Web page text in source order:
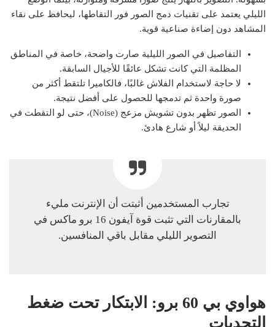
الليلي يعتمد على تقنيات دمج الصور فور التقاطها، ليحافظ على نقاء
المشاهد دون إضاءة صناعية قوية.
التفاصيل في الصور الليلية صارت واضحة، خاصة في المناطق
المظلمة التي كانت تشكل عائقًا للأجيال السابقة.
لا حاجة لاستخدام الفلاش غالبًا، فالكاميرا تلتقط أكثر من
صورة واحدة ثم تدمجها للحصول على أفضل نتيجة.
الصور تظهر بدون تشويش مزعج (Noise)، حتى لو التقطت في
الحديقة ليلاً أو شارع هادئ.
تجارب المستخدمين أثبتت أن الإنترنت مليء
بالمقارنات التي تثبت قوة آيفون 16 برو ماكس في
التصوير الليلي مقابل باقي المنافسين.
هواوي بي 60 برو: الابتكار تحت ضغط
التحديات